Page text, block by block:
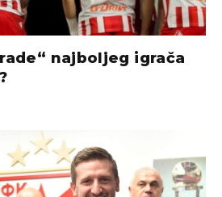
najboljeg igrača